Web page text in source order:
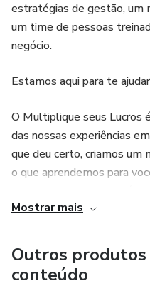
estratégias de gestão, um
um time de pessoas
negócio.
Estamos aqui para te
O Multiplique seus Lucros
das nossas experiências
que deu certo, criamos um
o que aprendemos para
necessário aprender para
se seu negócio ainda é
mercado.
Mostrar mais
Outros produtos
conteúdo